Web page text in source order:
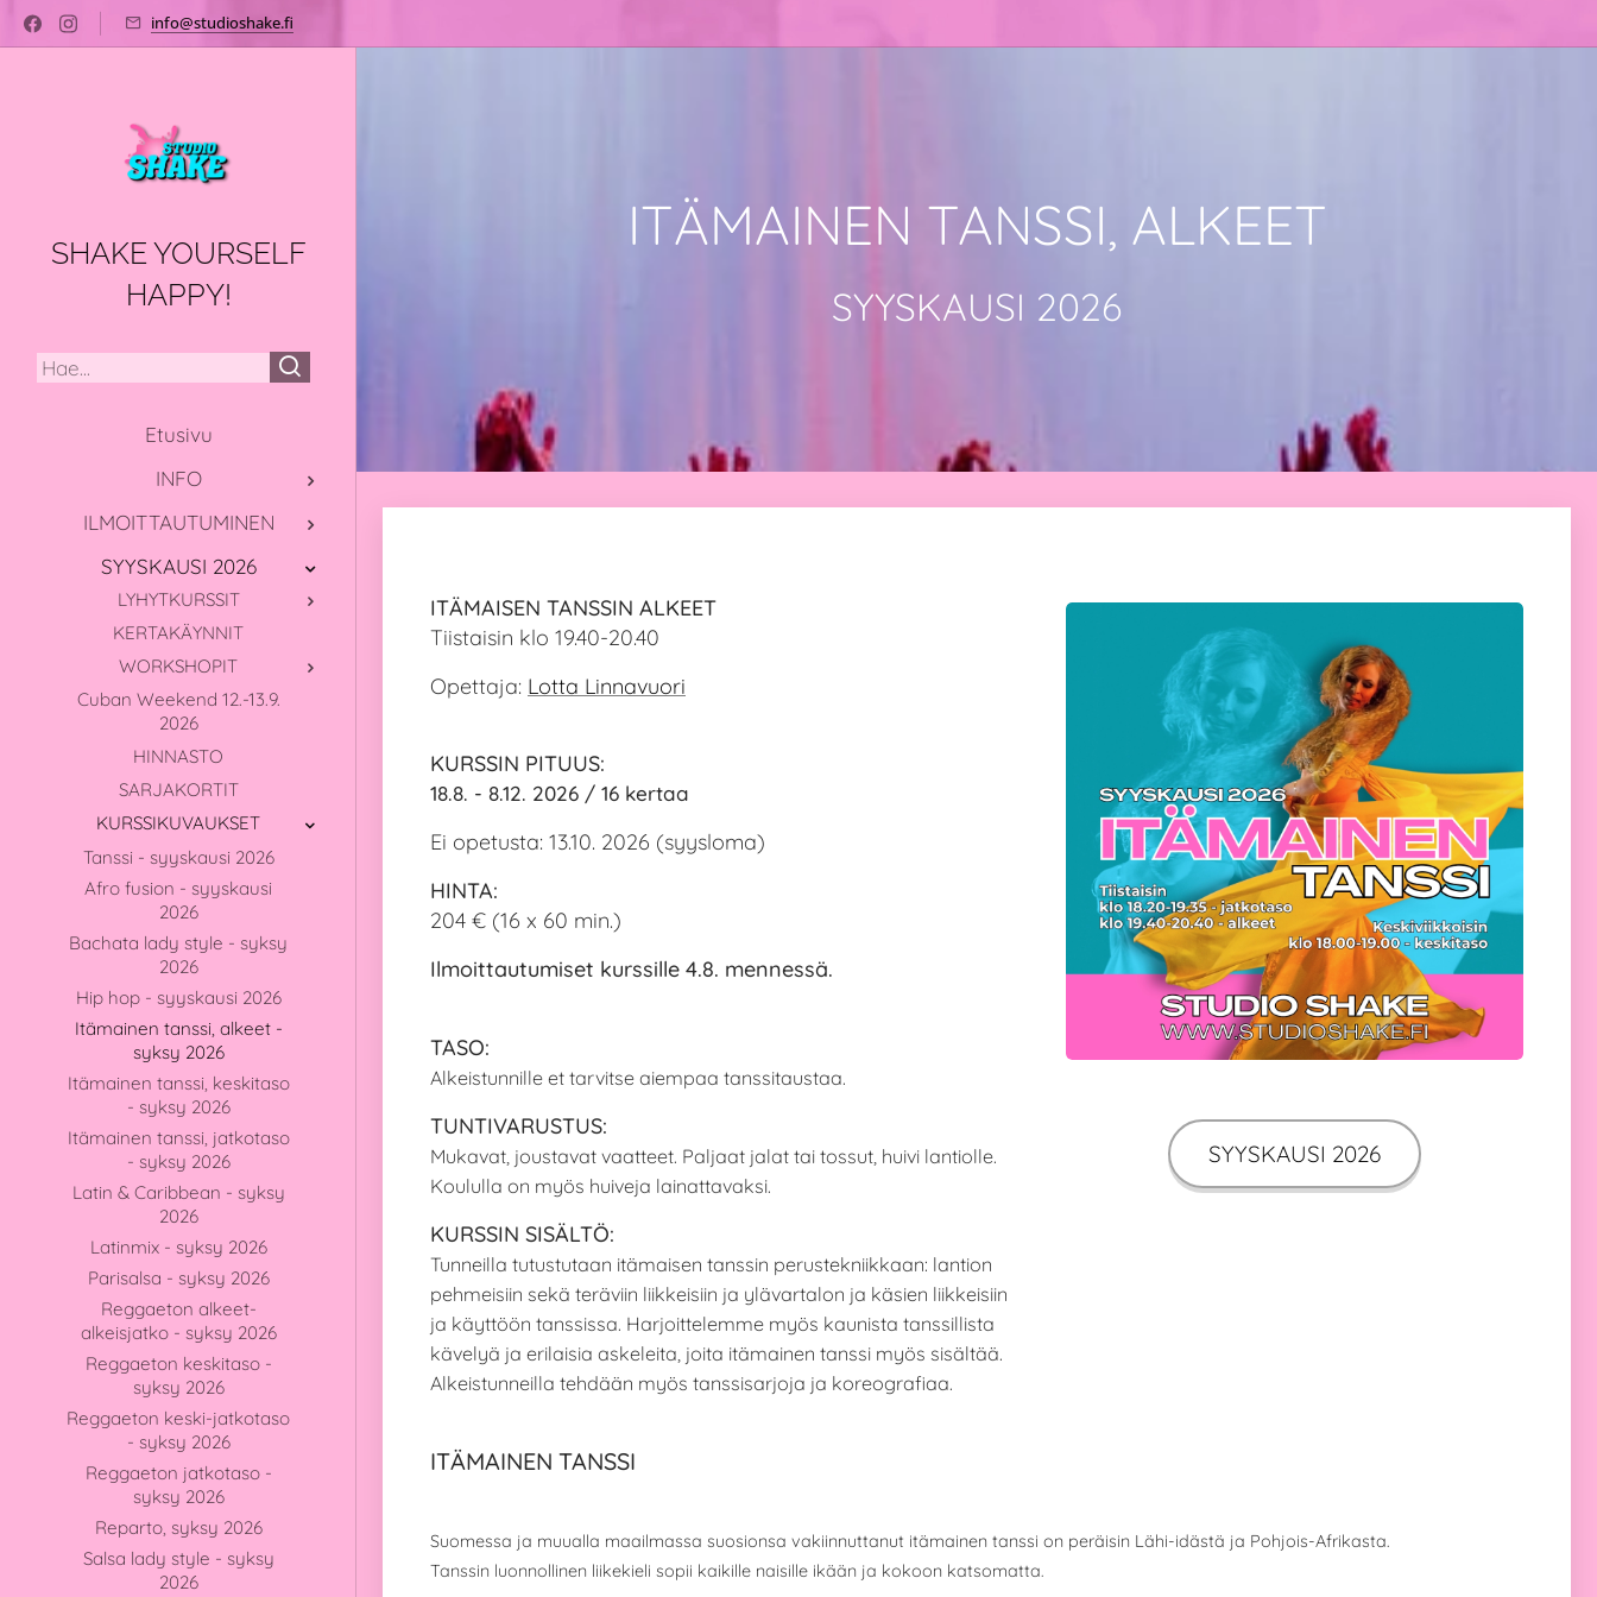
info@studioshake.fi
SHAKE YOURSELF
HAPPY!
Etusivu
INFO
ILMOITTAUTUMINEN
SYYSKAUSI 2026
LYHYTKURSSIT
KERTAKÄYNNIT
WORKSHOPIT
Cuban Weekend 12.-13.9.
2026
HINNASTO
SARJAKORTIT
KURSSIKUVAUKSET
Tanssi - syyskausi 2026
Afro fusion - syyskausi
2026
Bachata lady style - syksy
2026
Hip hop - syyskausi 2026
Itämainen tanssi, alkeet -
syksy 2026
Itämainen tanssi, keskitaso
- syksy 2026
Itämainen tanssi, jatkotaso
- syksy 2026
Latin & Caribbean - syksy
2026
Latinmix - syksy 2026
Parisalsa - syksy 2026
Reggaeton alkeet-
alkeisjatko - syksy 2026
Reggaeton keskitaso -
syksy 2026
Reggaeton keski-jatkotaso
- syksy 2026
Reggaeton jatkotaso -
syksy 2026
Reparto, syksy 2026
Salsa lady style - syksy
2026
ITÄMAINEN TANSSI, ALKEET
SYYSKAUSI 2026
ITÄMAISEN TANSSIN ALKEET
Tiistaisin klo 19.40-20.40
Opettaja: Lotta Linnavuori
KURSSIN PITUUS:
18.8. - 8.12. 2026 / 16 kertaa
Ei opetusta: 13.10. 2026 (syysloma)
HINTA:
204 € (16 x 60 min.)
Ilmoittautumiset kurssille 4.8. mennessä.
TASO:
Alkeistunnille et tarvitse aiempaa tanssitaustaa.
TUNTIVARUSTUS:
Mukavat, joustavat vaatteet. Paljaat jalat tai tossut, huivi lantiolle.
Koululla on myös huiveja lainattavaksi.
KURSSIN SISÄLTÖ:
Tunneilla tutustutaan itämaisen tanssin perustekniikkaan: lantion
pehmeisiin sekä teräviin liikkeisiin ja ylävartalon ja käsien liikkeisiin
ja käyttöön tanssissa. Harjoittelemme myös kaunista tanssillista
kävelyä ja erilaisia askeleita, joita itämainen tanssi myös sisältää.
Alkeistunneilla tehdään myös tanssisarjoja ja koreografiaa.
SYYSKAUSI 2026
ITÄMAINEN TANSSI
Suomessa ja muualla maailmassa suosionsa vakiinnuttanut itämainen tanssi on peräisin Lähi-idästä ja Pohjois-Afrikasta.
Tanssin luonnollinen liikekieli sopii kaikille naisille ikään ja kokoon katsomatta.